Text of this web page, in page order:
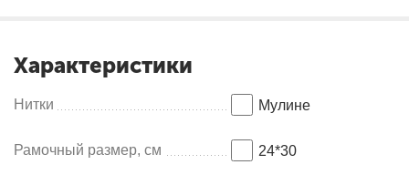
Характеристики
Нитки Мулинe
Рамочный размер, см 24*30